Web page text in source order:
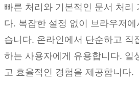
빠른 처리와 기본적인 문서 처리
다. 복잡한 설정 없이 브라우저
습니다. 온라인에서 단순하고 직
하는 사용자에게 유용합니다. 일
고 효율적인 경험을 제공합니다.